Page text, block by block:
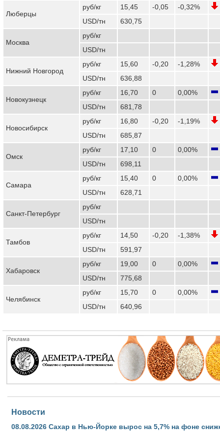
Люберцы
руб/кг 15,45 -0,05
-0,32%
USD/тн
630,75
Москва
руб/кг
USD/тн
Нижний Новгород
руб/кг 15,60 -0,20
-1,28%
USD/тн
636,88
Новокузнецк
руб/кг 16,70 0
0,00%
USD/тн
681,78
Новосибирск
руб/кг 16,80 -0,20
-1,19%
USD/тн
685,87
Омск
руб/кг 17,10 0
0,00%
USD/тн
698,11
Самара
руб/кг 15,40 0
0,00%
USD/тн
628,71
Санкт-Петербург
руб/кг
USD/тн
Тамбов
руб/кг 14,50 -0,20
-1,38%
USD/тн
591,97
Хабаровск
руб/кг 19,00 0
0,00%
USD/тн
775,68
Челябинск
руб/кг 15,70 0
0,00%
USD/тн
640,96
Новости
08.08.2026 Сахар в Нью-Йорке вырос на 5,7% на фоне